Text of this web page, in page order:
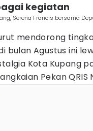
kegiatan
Serena Francis bersama
mendorong
bulan Agustus ini
Kota Kupang
Pekan QRIS